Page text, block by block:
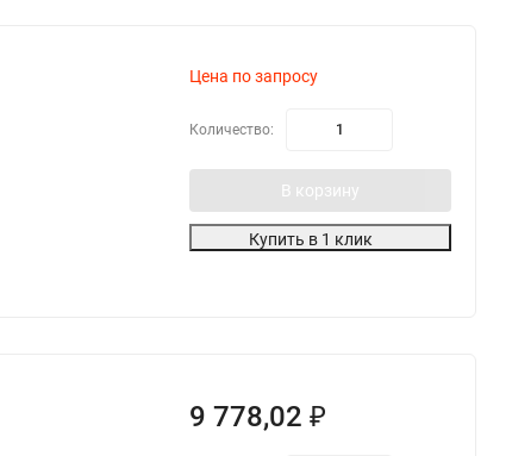
Цена по запросу
Количество:
В корзину
Купить в 1 клик
9 778,02 ₽